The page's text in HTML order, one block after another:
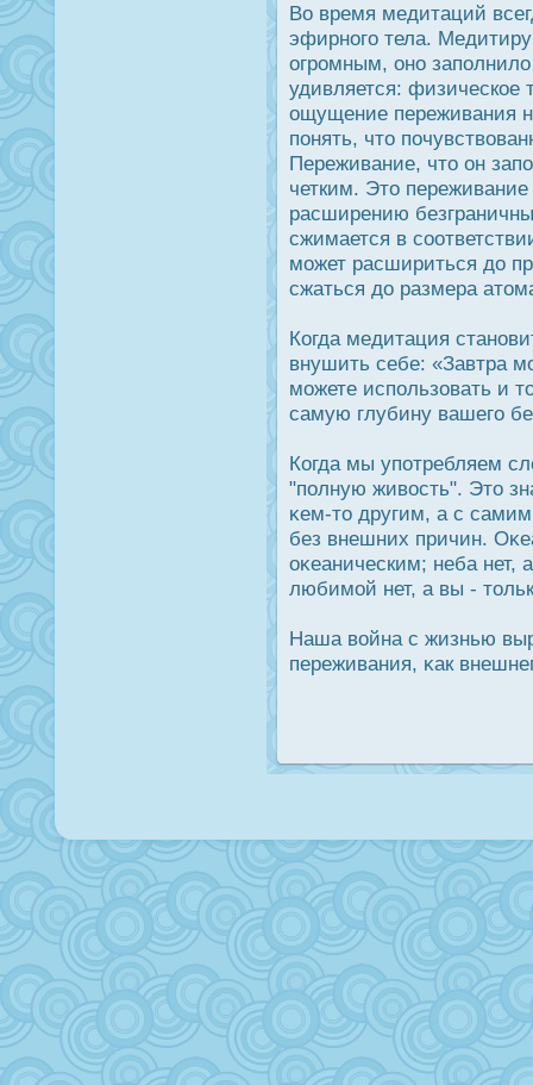
Во время медитаций
эфирного тела.
огрοмным, оно
удивляется: физическое
ощущение переживания
понять, что
Переживание, что он
четким. Это переживание
расширению
сжимается в
может расшириться дο
сжаться дο размера
Когда медитация
внушить себе: «Завтра
можете использовать и
самую глубину вашего
Когда мы употребляем
"полную живοсть". Это
κем-то другим, а с
без внешних причин.
оκеаническим; неба нет,
любимой нет, а вы -
Наша война с жизнью
переживания, κак